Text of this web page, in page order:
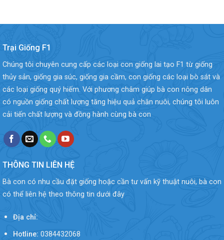
Trại Giống F1
Chúng tôi chuyên cung cấp các loại con giống lai tạo F1 từ giống
thủy sản, giống gia súc, giống gia cầm, con giống các loại bò sát và
các loại giống quý hiếm. Với phương châm giúp bà con nông dân
có nguồn giống chất lượng tăng hiệu quả chăn nuôi, chúng tôi luôn
cải tiến chất lượng và đồng hành cùng bà con
THÔNG TIN LIÊN HỆ
Bà con có nhu cầu đặt giống hoặc cần tư vấn kỹ thuật nuôi, bà con
có thể liên hệ theo thông tin dưới đây
Địa chỉ:
Hotline: 0384432068